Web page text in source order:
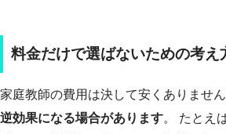
料金だけで選ばないための考え
家庭教師の費用は決して安くありません
逆効果になる場合があります。 たとえ